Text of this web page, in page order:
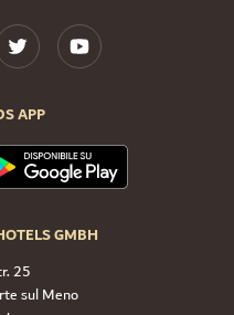
APP
GMBH
25
sul Meno